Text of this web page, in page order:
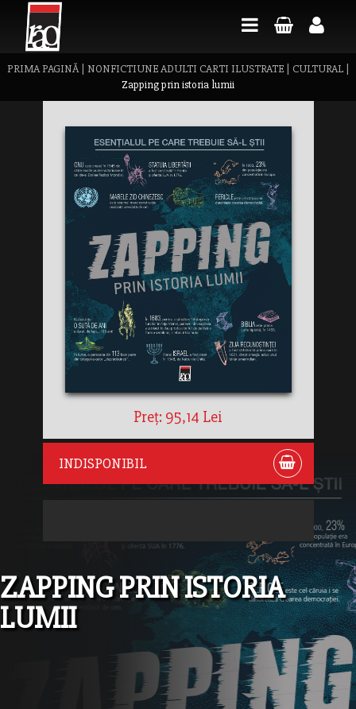
PRIMA PAGINĂ| NONFICTIUNE ADULTI CARTI ILUSTRATE| CULTURAL|
Zapping prin istoria lumii
Preț: 95,14 Lei
INDISPONIBIL
ZAPPING PRIN ISTORIA
LUMII